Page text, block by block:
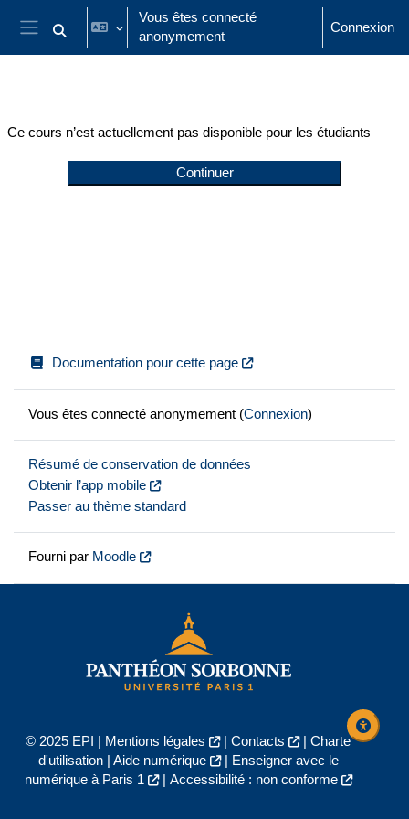
Passer au contenu principal
Panneau latéral
Activer/désactiver la saisie de recherche
Vous êtes connecté
anonymement
Connexion
Ce cours n’est actuellement pas disponible pour les étudiants
Continuer
Documentation pour cette page
Vous êtes connecté anonymement (Connexion)
Résumé de conservation de données
Obtenir l’app mobile
Passer au thème standard
Fourni par Moodle
© 2025 EPI | Mentions légales | Contacts | Charte
d'utilisation| Aide numérique |
Enseigner avec le
numérique à Paris 1
| Accessibilité : non conforme